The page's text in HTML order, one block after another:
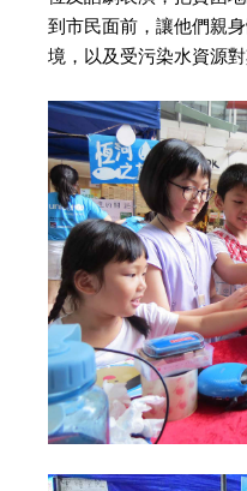
到市民面前，讓他們親
境，以及受污染水資源對